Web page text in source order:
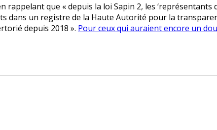
rappelant que « depuis la loi Sapin 2, les ‘représentants
dans un registre de la Haute Autorité pour la
depuis 2018 ». Pour ceux qui auraient encore un